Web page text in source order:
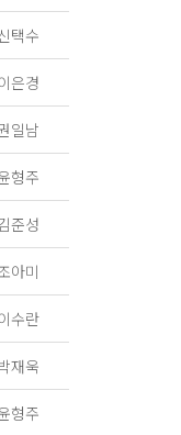
택수
은경
일남
형주
준성
아미
수란
재욱
형주